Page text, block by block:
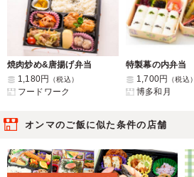
焼肉炒め&唐揚げ弁当
1,180円
（税込）
フードワーク
特製幕の内弁当
1,700円
（税込）
博多和月
オンマのご飯に似た条件の店舗